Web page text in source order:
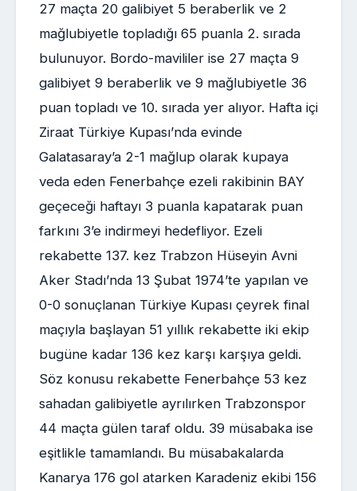
27 maçta 20 galibiyet 5 beraberlik ve 2
mağlubiyetle topladığı 65 puanla 2. sırada
bulunuyor. Bordo-mavililer ise 27 maçta 9
galibiyet 9 beraberlik ve 9 mağlubiyetle 36
puan topladı ve 10. sırada yer alıyor. Hafta içi
Ziraat Türkiye Kupası’nda evinde
Galatasaray’a 2-1 mağlup olarak kupaya
veda eden Fenerbahçe ezeli rakibinin BAY
geçeceği haftayı 3 puanla kapatarak puan
farkını 3’e indirmeyi hedefliyor. Ezeli
rekabette 137. kez Trabzon Hüseyin Avni
Aker Stadı’nda 13 Şubat 1974’te yapılan ve
0-0 sonuçlanan Türkiye Kupası çeyrek final
maçıyla başlayan 51 yıllık rekabette iki ekip
bugüne kadar 136 kez karşı karşıya geldi.
Söz konusu rekabette Fenerbahçe 53 kez
sahadan galibiyetle ayrılırken Trabzonspor
44 maçta gülen taraf oldu. 39 müsabaka ise
eşitlikle tamamlandı. Bu müsabakalarda
Kanarya 176 gol atarken Karadeniz ekibi 156